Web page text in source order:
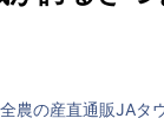
農の産直通販JAタ